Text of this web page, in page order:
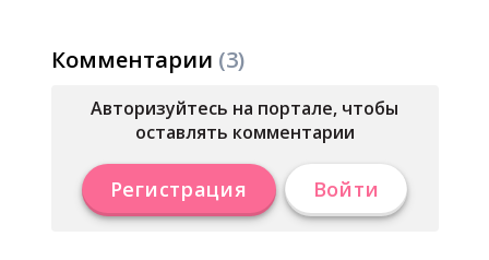
Комментарии (3)
Авторизуйтесь на портале, чтобы
оставлять комментарии
Регистрация Войти